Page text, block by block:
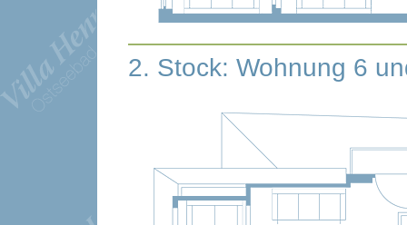
2. Stock: Wohnung 6